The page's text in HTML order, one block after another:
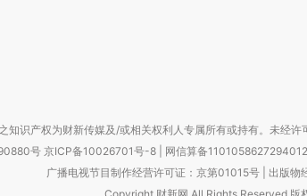
知识产权为财新传媒及/或相关权利人专属所有或持有。未经许
号京ICP备10026701号-8 网信算备
广播电视节目制作经营许可证：京第01015号| 出版物